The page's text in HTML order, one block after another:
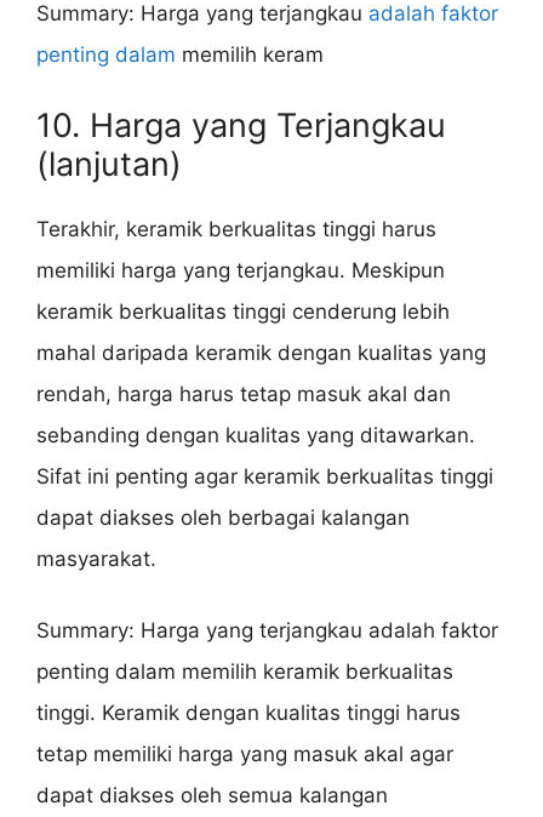
Summary: Harga yang terjangkau adalah faktor
penting dalam memilih keram
10. Harga yang Terjangkau
(lanjutan)
Terakhir, keramik berkualitas tinggi harus
memiliki harga yang terjangkau. Meskipun
keramik berkualitas tinggi cenderung lebih
mahal daripada keramik dengan kualitas yang
rendah, harga harus tetap masuk akal dan
sebanding dengan kualitas yang ditawarkan.
Sifat ini penting agar keramik berkualitas tinggi
dapat diakses oleh berbagai kalangan
masyarakat.
Summary: Harga yang terjangkau adalah faktor
penting dalam memilih keramik berkualitas
tinggi. Keramik dengan kualitas tinggi harus
tetap memiliki harga yang masuk akal agar
dapat diakses oleh semua kalangan